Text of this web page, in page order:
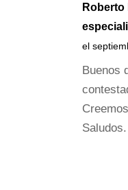
Roberto
el
Buenos
Saludos.